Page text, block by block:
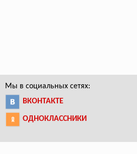
Мы в социальных сетях:
ВКОНТАКТЕ
ОДНОКЛАССНИКИ